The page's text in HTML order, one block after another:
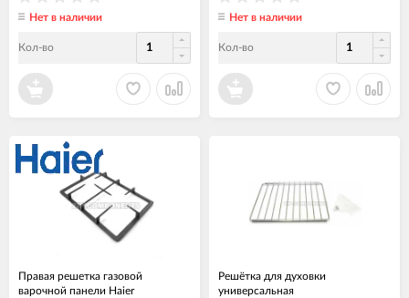
Нет в наличии
Кол-во
Нет в наличии
Кол-во
Правая решетка газовой
варочной панели Haier
Решётка для духовки
универсальная